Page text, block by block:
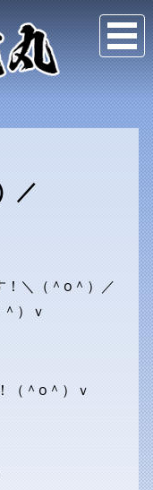
／
！＼（＾o＾）／
）ｖ
（＾o＾）ｖ